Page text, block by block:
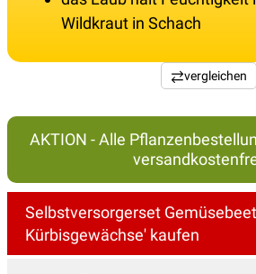
Wildkraut in Schach
vergleichen
AKTION - Alle
Selbstversorgerset
Kürbisgewächse' kaufen